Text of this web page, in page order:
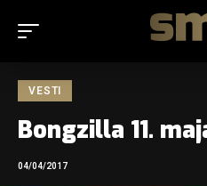
VESTI
Bongzilla 11.
04/04/2017